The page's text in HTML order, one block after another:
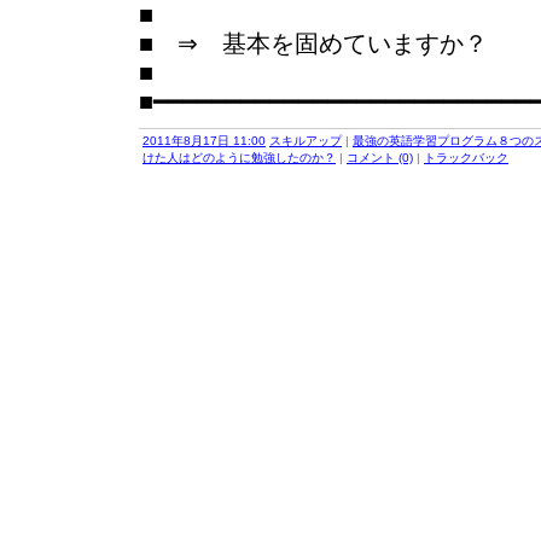
■
■ ⇒ 基本を固めていますか？
■
2011年8月17日 11:00 スキルアップ| 最強の英語学習プログラム８つの
けた人はどのように勉強したのか？ | コメント (0) | トラックバック